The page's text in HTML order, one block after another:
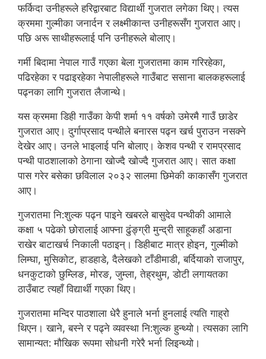
फर्किदा उनीहरूले हरिद्वारबाट विद्यार्थी गुजरात लगेका थिए। त्यस
क्रममा गुल्मीका जनार्दन र लक्ष्मीकान्त उनीहरूसँग गुजरात आए।
पछि अरू साथीहरूलाई पनि उनीहरूले बोलाए।
गर्मी बिदामा नेपाल गाउँ गएका बेला गुजरातमा काम गरिरहेका,
पढिरहेका र पढाइरहेका नेपालीहरूले गाउँबाट ससाना बालकहरूलाई
पढ्नका लागि गुजरात लैजान्थे।
यस क्रममा डिही गाउँका केपी शर्मा ११ वर्षको उमेरमै गाउँ छाडेर
गुजरात आए। दुर्गाप्रसाद पन्थीले बनारस पढ्न खर्च पुराउन नसक्ने
देखेर आए। उनले भाइलाई पनि बोलाए। केशव पन्थी र रामप्रसाद
पन्थी पाठशालाको ठेगाना खोज्दै खोज्दै गुजरात आए। सात कक्षा
पास गरेर बसेका छविलाल २०३२ सालमा छिमेकी काकासँग गुजरात
आए।
गुजरातमा नि:शुल्क पढ्न पाइने खबरले बासुदेव पन्थीकी आमाले
कक्षा ५ पढेको छोरालाई आफ्ना ढुंङ्ग्री मुन्द्री साहूकहाँ अडाना
राखेर बाटाखर्च निकाली पठाइन्। डिहीबाट मात्र होइन, गुल्मीको
लिम्घा, मुसिकोट, हाडहाडे, दैलेखको टाँडीमाडी, बर्दियाको राजापुर,
धनकुटाको छुम्लिङ, मोरङ, जुम्ला, तेह्रथुम, डोटी लगायतका
ठाउँबाट त्यहाँ विद्यार्थी गएका थिए।
गुजरातमा मन्दिर पाठशाला धेरै हुनाले भर्ना हुनलाई त्यति गाह्रो
थिएन। खाने, बस्ने र पढ्ने व्यवस्था नि:शुल्क हुन्थ्यो। त्यसका लागि
सामान्यत: मौखिक रूपमा सोधनी गरेरै भर्ना लिइन्थ्यो।